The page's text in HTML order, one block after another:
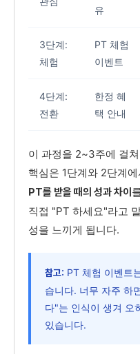
유
3단계:
체험
PT 체험
이벤트
4단계:
전환
한정 혜
택 안내
이 과정을 2~3주에 걸
핵심은 1단계와 2단계에
PT를 받을 때의 성과 차이
직접 "PT 하세요"라고
성을 느끼게 됩니다.
참고: PT 체험 이벤트
습니다. 너무 자주 하
다"는 인식이 생겨 오
있습니다.